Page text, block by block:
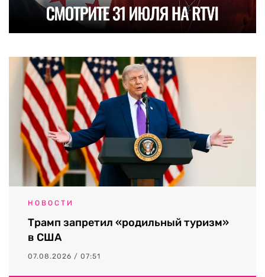
НОВОСТИ
Трамп запретил «родильный туризм»
в США
07.08.2026 / 07:51